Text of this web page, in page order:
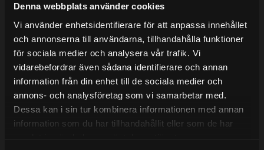
Denna webbplats använder cookies
Vi använder enhetsidentifierare för att anpassa innehållet
och annonserna till användarna, tillhandahålla funktioner
för sociala medier och analysera vår trafik. Vi
vidarebefordrar även sådana identifierare och annan
information från din enhet till de sociala medier och
annons- och analysföretag som vi samarbetar med.
Dessa kan i sin tur kombinera informationen med annan
information som du har tillhandahållit eller som de har
Lunchstängt 12:00-13:00
Tel: 031- 51 66 60
E-post: info@streetperformance.se